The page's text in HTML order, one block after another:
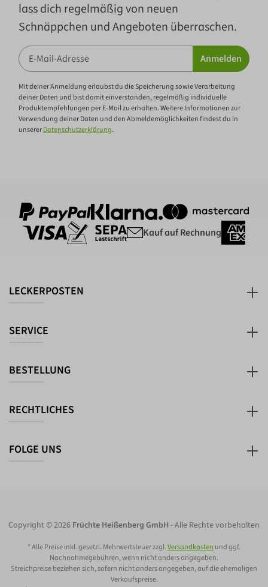
lass dich regelmäßig von neuen
Schnäppchen und Angeboten überraschen.
Anmelden
Mit deiner Anmeldung erlaubst du die Speicherung sowie Verarbeitung
deiner Daten und bist damit einverstanden, regelmäßig individuelle
Produktempfehlungen per E-Mail zu erhalten. Weitere Informationen zur
Verwendung deiner Daten und den Abmeldemöglichkeiten findest du in
unsererDatenschutzerklärung.
Kauf auf Rechnung
LECKERPOSTEN
SERVICE
BESTELLUNG
RECHTLICHES
FOLGE UNS
Copyright © 2026 Früchte Heißenberg GmbH - Alle Rechte vorbehalten
* Alle Preise inkl. gesetzl. Mehrwertsteuer zzgl.Versandkosten und ggf.
Nachnahmegebühren, wenn nicht anders angegeben.
Streichpreise beziehen sich, sofern nicht anders angegeben, auf die ehemaligen
Verkaufspreise.